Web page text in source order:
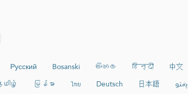
Русский Bosanski සිංහල हिन्दी 中文
မြန်မာ ไทย Deutsch 日本語 پښتو